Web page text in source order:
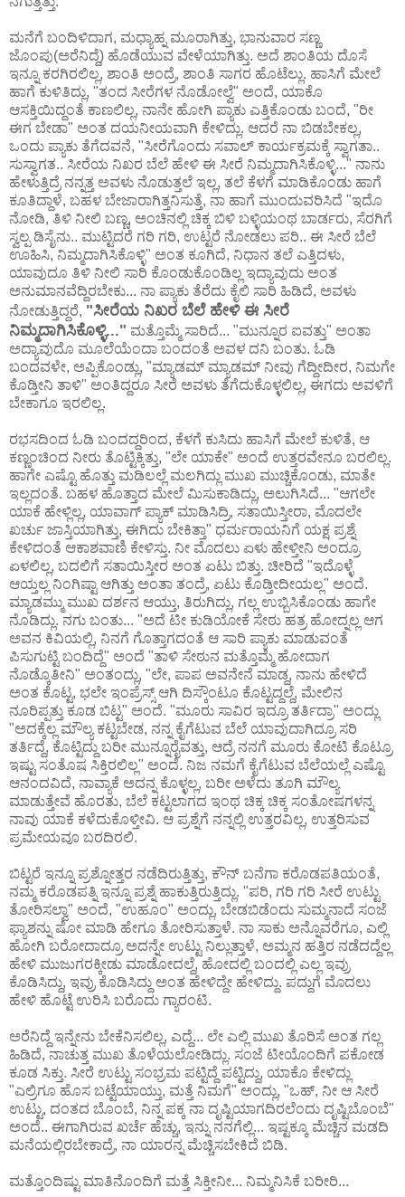
ಮನೆಗೆ ಬಂದಿಳಿದಾಗ, ಮಧ್ಯಾಹ್ನ ಮೂರಾಗಿತ್ತು, ಭಾನುವಾರ ಸಣ್ಣ
ಜೊಂಪು(ಅರೆನಿದ್ದೆ) ಹೊಡೆಯುವ ವೇಳೆಯಾಗಿತ್ತು. ಅದೆ ಶಾಂತಿಯ ದೊಸೆ
ಇನ್ನೂ ಕರಗಿರಲಿಲ್ಲ, ಶಾಂತಿ ಅಂದ್ರೆ, ಶಾಂತಿ ಸಾಗರ ಹೊಟೆಲ್ಲು. ಹಾಸಿಗೆ ಮೇಲೆ
ಹಾಗೆ ಕುಳಿತಿದ್ಲು, "ತಂದ ಸೀರೆಗಳ ನೊಡೋಲ್ವೆ" ಅಂದೆ, ಯಾಕೊ
ಆಸಕ್ತಿಯಿದ್ದಂತೆ ಕಾಣಲಿಲ್ಲ, ನಾನೇ ಹೋಗಿ ಪ್ಯಾಕು ಎತ್ತಿಕೊಂಡು ಬಂದೆ, "ರೀ
ಈಗ ಬೇಡಾ" ಅಂತ ದಯನೀಯವಾಗಿ ಕೇಳಿದ್ಲು. ಆದರೆ ನಾ ಬಿಡಬೇಕಲ್ಲ,
ಒಂದು ಪ್ಯಾಕು ತೆಗೆದವನೆ, "ಸೀರೆಗೊಂದು ಸವಾಲ್ ಕಾರ್ಯಕ್ರಮಕ್ಕೆ ಸ್ವಾಗತಾ..
ಸುಸ್ವಾಗತ.. ಸೀರೆಯ ನಿಖರ ಬೆಲೆ ಹೇಳಿ ಈ ಸೀರೆ ನಿಮ್ಮದಾಗಿಸಿಕೊಳ್ಳಿ..." ನಾನು
ಹೇಳುತ್ತಿದ್ರೆ ನನ್ನತ್ತ ಅವಳು ನೊಡುತ್ತಲೆ ಇಲ್ಲ, ತಲೆ ಕೆಳಗೆ ಮಾಡಿಕೊಂಡು ಹಾಗೆ
ಕೂತಿದ್ದಾಳೆ, ಬಹಳ ಬೇಜಾರಾಗಿತ್ತನಿಸುತ್ತೆ, ನಾ ಹಾಗೆ ಮುಂದುವರಿಸಿದೆ "ಇದೊ
ನೋಡಿ, ತಿಳಿ ನೀಲಿ ಬಣ್ಣ, ಅಂಚಿನಲ್ಲಿ ಚಿಕ್ಕ ಬಿಳಿ ಬಳ್ಳಿಯಂಥ ಬಾರ್ಡರು, ಸೆರಗಿಗೆ
ಸ್ವಲ್ಪ ಡಿಸೈನು.. ಮುಟ್ಟಿದರೆ ಗರಿ ಗರಿ, ಉಟ್ಟರೆ ನೋಡಲು ಪರಿ.. ಈ ಸೀರೆ ಬೆಲೆ
ಊಹಿಸಿ, ನಿಮ್ಮದಾಗಿಸಿಕೊಳ್ಳಿ" ಅಂತ ಕೂಗಿದೆ, ನಿಧಾನ ತಲೆ ಎತ್ತಿದಳು,
ಯಾವುದೂ ತಿಳಿ ನೀಲಿ ಸಾರಿ ಕೊಂಡುಕೊಂಡಿಲ್ಲ ಇದ್ಯಾವುದು ಅಂತ
ಅನುಮಾನವೆದ್ದಿರಬೇಕು... ನಾ ಪ್ಯಾಕು ತೆರೆದು ಕೈಲಿ ಸಾರಿ ಹಿಡಿದೆ, ಅವಳು
ನೋಡುತ್ತಿದ್ದರೆ, "ಸೀರೆಯ ನಿಖರ ಬೆಲೆ ಹೇಳಿ ಈ ಸೀರೆ
ನಿಮ್ಮದಾಗಿಸಿಕೊಳ್ಳಿ..." ಮತ್ತೊಮ್ಮೆ ಸಾರಿದೆ... "ಮುನ್ನೂರ ಐವತ್ತು" ಅಂತಾ
ಅದ್ಯಾವುದೊ ಮೂಲೆಯೆಂದಾ ಬಂದಂತೆ ಅವಳ ದನಿ ಬಂತು. ಓಡಿ
ಬಂದವಳೇ, ಅಪ್ಪಿಕೊಂಡ್ಲು, "ಮ್ಯಾಡಮ್ ಮ್ಯಾಡಮ್ ನೀವು ಗೆದ್ದೀದೀರ, ನಿಮಗೇ
ಕೊಡ್ತೀನಿ ತಾಳಿ" ಅಂತಿದ್ದರೂ ಸೀರೆ ಅವಳು ತೆಗೆದುಕೊಳ್ಳಲಿಲ್ಲ, ಈಗದು ಅವಳಿಗೆ
ಬೇಕಾಗೂ ಇರಲಿಲ್ಲ.
ರಭಸದಿಂದ ಓಡಿ ಬಂದದ್ದರಿಂದ, ಕೆಳಗೆ ಕುಸಿದು ಹಾಸಿಗೆ ಮೇಲೆ ಕುಳಿತೆ, ಆ
ಕಣ್ಣಂಚಿಂದ ನೀರು ತೊಟ್ಟಿಕ್ಕಿತ್ತು, "ಲೇ ಯಾಕೇ" ಅಂದೆ ಉತ್ತರವೇನೂ ಬರಲಿಲ್ಲ.
ಹಾಗೇ ಎಷ್ಟೊ ಹೊತ್ತು ಮಡಿಲಲ್ಲೆ ಮಲಗಿದ್ಲು ಮುಖ ಮುಚ್ಚಿಕೊಂಡು, ಮಾತೇ
ಇಲ್ಲದಂತೆ. ಬಹಳ ಹೊತ್ತಾದ ಮೇಲೆ ಮಿಸುಕಾಡಿದ್ಲು, ಅಲುಗಿಸಿದೆ... "ಆಗಲೇ
ಯಾಕೆ ಹೇಳ್ಲಿಲ್ಲ, ಯಾವಾಗ್ ಪ್ಯಾಕ್ ಮಾಡಿಸಿದ್ರಿ, ಸತಾಯಿಸ್ತೀರಾ, ಮೊದಲೇ
ಖರ್ಚು ಜಾಸ್ತಿಯಾಗಿತ್ತು, ಈಗಿದು ಬೇಕಿತ್ತಾ" ಧರ್ಮರಾಯನಿಗೆ ಯಕ್ಷ ಪ್ರಶ್ನೆ
ಕೇಳಿದಂತೆ ಆಕಾಶವಾಣಿ ಕೇಳಿಸ್ತು. ನೀ ಮೊದಲು ಏಳು ಹೇಳ್ತೀನಿ ಅಂದ್ರೂ
ಏಳಲಿಲ್ಲ, ಬದಲಿಗೆ ಸತಾಯಿಸ್ತೀರ ಅಂತ ಏಟು ಬಿತ್ತು. ಚೀರಿದೆ "ಇದೊಳ್ಳೆ
ಆಯ್ತಲ್ಲ ನಿಂಗಿಷ್ಟಾ ಆಗಿತ್ತು ಅಂತಾ ತಂದ್ರೆ, ಏಟು ಕೊಡ್ತೀದೀಯಲ್ಲ" ಅಂದೆ.
ಮ್ಯಾಡಮ್ಮು ಮುಖ ದರ್ಶನ ಆಯ್ತು, ತಿರುಗಿದ್ಲು, ಗಲ್ಲ ಉಬ್ಬಿಸಿಕೊಂಡು ಹಾಗೇ
ನೊಡಿದ್ಲು. ನಗು ಬಂತು... "ಅದೆ ಟೀ ಕುಡಿಯೋಕೆ ಸೇಠು ಹತ್ರ ಹೋದ್ನಲ್ಲ ಆಗ
ಅವನ ಕಿವಿಯಲ್ಲಿ, ನಿನಗೆ ಗೊತ್ತಾಗದಂತೆ ಆ ಸಾರಿ ಪ್ಯಾಕು ಮಾಡುವಂತೆ
ಪಿಸುಗುಟ್ಟಿ ಬಂದಿದ್ದೆ" ಅಂದೆ "ತಾಳಿ ಸೇಠುನ ಮತ್ತೊಮ್ಮೆ ಹೋದಾಗ
ನೊಡ್ಕೊತೀನಿ" ಅಂತಂದ್ಲು, "ಲೇ, ಪಾಪ ಅವನೇನೆ ಮಾಡ್ದ, ನಾನು ಹೇಳಿದೆ
ಅಂತ ಕೊಟ್ಟ, ಭಲೇ ಇಂಪ್ರೆಸ್ಸ್ ಆಗಿ ದಿಸ್ಕೌಂಟೂ ಕೊಟ್ಟದ್ದಲ್ದೆ, ಮೇಲಿನ
ನೂರಿಪ್ಪತ್ತು ಕೂಡ ಬಿಟ್ಟ" ಅಂದೆ. "ಮೂರು ಸಾವಿರ ಇದ್ರೂ ತರ್ತಿದ್ರಾ" ಅಂದ್ಲು
"ಅದಕ್ಕೆಲ್ಲ ಮೌಲ್ಯ ಕಟ್ಟಬೇಡ, ನನ್ನ ಕೈಗೆಟುವ ಬೆಲೆ ಯಾವುದಾಗಿದ್ರೂ ಸರಿ
ತರ್ತಿದ್ದೆ, ಕೊಟ್ಟಿದ್ದು ಬರೀ ಮುನ್ನೂರೈವತ್ತು, ಆದ್ರೆ ನನಗೆ ಮೂರು ಕೋಟಿ ಕೊಟ್ರೂ
ಇಷ್ಟು ಸಂತೊಷ ಸಿಕ್ತಿರಲಿಲ್ಲ" ಅಂದೆ. ನಿಜ ನಮಗೆ ಕೈಗೆಟುವ ಬೆಲೆಯಲ್ಲೆ ಎಷ್ಟೊ
ಆನಂದವಿದೆ, ನಾವ್ಯಾಕೆ ಅದನ್ನ ಕೊಳ್ಳಲ್ಲ, ಬರೀ ಅಳೆದು ತೂಗಿ ಮೌಲ್ಯ
ಮಾಡುತ್ತೇವೆ ಹೊರತು, ಬೆಲೆ ಕಟ್ಟಲಾಗದ ಇಂಥ ಚಿಕ್ಕ ಚಿಕ್ಕ ಸಂತೋಷಗಳನ್ನ
ನಾವು ಯಾಕೆ ಕಳೆದುಕೊಳ್ತೀವಿ. ಆ ಪ್ರಶ್ನೆಗೆ ನನ್ನಲ್ಲಿ ಉತ್ತರವಿಲ್ಲ, ಉತ್ತರಿಸುವ
ಪ್ರಮೇಯವೂ ಬರದಿರಲಿ.
ಬಿಟ್ಟರೆ ಇನ್ನೂ ಪ್ರಶ್ನೋತ್ತರ ನಡೆದಿರುತ್ತಿತ್ತು, ಕೌನ್ ಬನೆಗಾ ಕರೊಡಪತಿಯಂತೆ,
ನಮ್ಮ ಕರೊಡಪತ್ನಿ ಇನ್ನೂ ಪ್ರಶ್ನೆ ಹಾಕುತ್ತಿರುತ್ತಿದ್ಲು. "ಪರಿ, ಗರಿ ಗರಿ ಸೀರೆ ಉಟ್ಟು
ತೋರಿಸಲ್ವಾ" ಅಂದೆ, "ಉಹೂಂ" ಅಂದ್ಲು, ಬೇಡಬಿಡೆಂದು ಸುಮ್ಮನಾದೆ ಸಂಜೆ
ಫ್ಯಾಶನ್ನು ಷೋ ಮಾಡಿ ಹೇಗೂ ತೋರಿಸುತ್ತಾಳೆ. ನಾ ಸಾಕು ಅನ್ನೊವರೆಗೂ, ಎಲ್ಲಿ
ಹೋಗಿ ಬರೋದಾದ್ರೂ ಅದನ್ನೇ ಉಟ್ಟು ನಿಲ್ಲುತ್ತಾಳೆ, ಅಮ್ಮನ ಹತ್ತಿರ ನಡೆದದ್ದೆಲ್ಲ
ಹೇಳಿ ಮುಜುಗರಕ್ಕೀಡು ಮಾಡೋದಲ್ದೆ, ಹೋದಲ್ಲಿ ಬಂದಲ್ಲಿ ಎಲ್ಲ ಇವ್ರು
ಕೊಡಿಸಿದ್ದು, ಇವ್ರು ಕೊಡಿಸಿದ್ದು ಅಂತ ಹೇಳಿದ್ದೇ ಹೇಳಿದ್ದು. ಪದ್ದುಗೆ ಮೊದಲು
ಹೇಳಿ ಹೊಟ್ಟೆ ಉರಿಸಿ ಬರೊದು ಗ್ಯಾರಂಟಿ.
ಅರೆನಿದ್ದೆ ಇನ್ನೇನು ಬೇಕೆನಿಸಲಿಲ್ಲ, ಎದ್ದೆ... ಲೇ ಎಲ್ಲಿ ಮುಖ ತೊರಿಸೆ ಅಂತ ಗಲ್ಲ
ಹಿಡಿದೆ, ನಾಚುತ್ತ ಮುಖ ತೊಳೆಯಲೋಡಿದ್ಲು. ಸಂಜೆ ಟೀಯೊಂದಿಗೆ ಪಕೋಡ
ಕೂಡ ಸಿಕ್ತು. ಸೀರೆ ಉಟ್ಟು ಸಂಭ್ರಮ ಪಟ್ಟಿದ್ದೆ ಪಟ್ಟಿದ್ದು, ಯಾಕೊ ಕೇಳಿದ್ಲು
"ಎಲ್ರಿಗೂ ಹೊಸ ಬಟ್ಟೆಯಾಯ್ತು, ಮತ್ತೆ ನಿಮಗೆ" ಅಂದ್ಲು, "ಒಹ್, ನೀ ಆ ಸೀರೆ
ಉಟ್ಟು, ದಂತದ ಬೊಂಬೆ, ನಿನ್ನ ಪಕ್ಕ ನಾ ದೃಷ್ಟಿಯಾಗದಿರಲೆಂದು ದೃಷ್ಟಿಬೊಂಬೆ"
ಅಂದೆ.. ಈಗಾಗಿರುವ ಖರ್ಚೆ ಹೆಚ್ಚು, ಇನ್ನು ನನಗೆಲ್ಲಿ... ಇಷ್ಟಕ್ಕೂ ಮೆಚ್ಚಿನ ಮಡದಿ
ಮನೆಯಲ್ಲಿರಬೇಕಾದ್ರೆ, ನಾ ಯಾರನ್ನ ಮೆಚ್ಚಿಸಬೇಕಿದೆ ಬಿಡಿ.
ಮತ್ತೊಂದಿಷ್ಟು ಮಾತಿನೊಂದಿಗೆ ಮತ್ತೆ ಸಿಕ್ತೀನೀ... ನಿಮ್ಮನಿಸಿಕೆ ಬರೀರಿ...